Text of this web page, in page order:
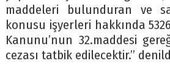
maddeleri bulunduran ve
konusu işyerleri hakkında
Kanunu’nun 32.maddesi
cezası tatbik edilecektir.”